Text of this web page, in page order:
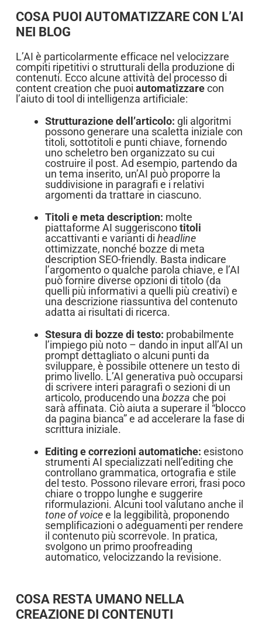
COSA PUOI AUTOMATIZZARE CON L’AI
NEI BLOG
L’AI è particolarmente efficace nel velocizzare
compiti ripetitivi o strutturali della produzione di
contenuti. Ecco alcune attività del processo di
content creation che puoi automatizzarecon
l’aiuto di tool di intelligenza artificiale:
Strutturazione dell’articolo: gli algoritmi
possono generare una scaletta iniziale con
titoli, sottotitoli e punti chiave, fornendo
uno scheletro ben organizzato su cui
costruire il post. Ad esempio, partendo da
un tema inserito, un’AI può proporre la
suddivisione in paragrafi e i relativi
argomenti da trattare in ciascuno.
Titoli e meta description: molte
piattaforme AI suggerisconotitoli
accattivanti e varianti di headline
ottimizzate, nonché bozze di meta
description SEO-friendly. Basta indicare
l’argomento o qualche parola chiave, e l’AI
può fornire diverse opzioni di titolo (da
quelli più informativi a quelli più creativi) e
una descrizione riassuntiva del contenuto
adatta ai risultati di ricerca.
Stesura di bozze di testo: probabilmente
l’impiego più noto – dando in input all’AI un
prompt dettagliato o alcuni punti da
sviluppare, è possibile ottenere un testo di
primo livello. L’AI generativa può occuparsi
di scrivere interi paragrafi o sezioni di un
articolo, producendo una bozza che poi
sarà affinata. Ciò aiuta a superare il “blocco
da pagina bianca” e ad accelerare la fase di
scrittura iniziale.
Editing e correzioni automatiche: esistono
strumenti AI specializzati nell’editing che
controllano grammatica, ortografia e stile
del testo. Possono rilevare errori, frasi poco
chiare o troppo lunghe e suggerire
riformulazioni. Alcuni tool valutano anche il
tone of voicee la leggibilità, proponendo
semplificazioni o adeguamenti per rendere
il contenuto più scorrevole. In pratica,
svolgono un primo proofreading
automatico, velocizzando la revisione.
COSA RESTA UMANO NELLA
CREAZIONE DI CONTENUTI